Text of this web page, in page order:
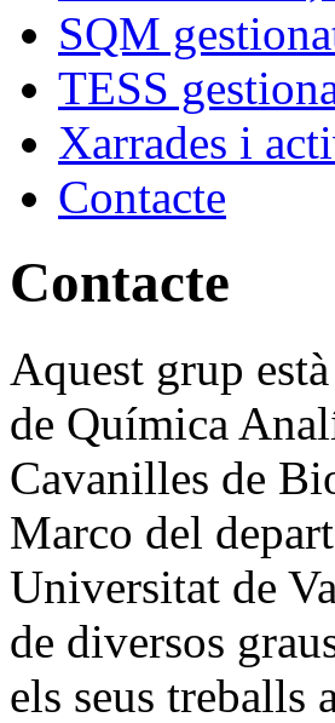
SQM
TESS
Xarrades i
Contacte
Contacte
Aquest grup
de Química
Cavanilles de
Marco del
Universitat de
de diversos
els seus treballs